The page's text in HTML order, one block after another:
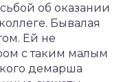
об оказании
Бывалая
Ей не
с таким малым
демарша